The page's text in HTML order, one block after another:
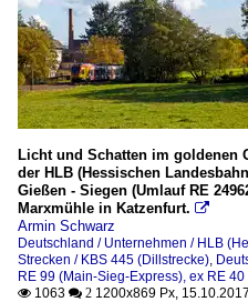
Licht und Schatten im goldenen
der HLB (Hessischen
Gießen - Siegen (Umlauf RE
Marxmühle in Katzenfurt. 
Armin Schwarz
Deutschland / Unternehmen / HLB
Strecken / KBS 445 (Dillstrecke),
RE 99 (Main-Sieg-Express), ex RE 40
 1063  2 1200x869 Px, 15.10.2017